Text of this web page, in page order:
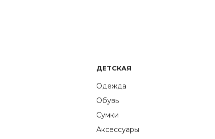
ДЕТСКАЯ
Одежда
Обувь
Сумки
Аксессуары